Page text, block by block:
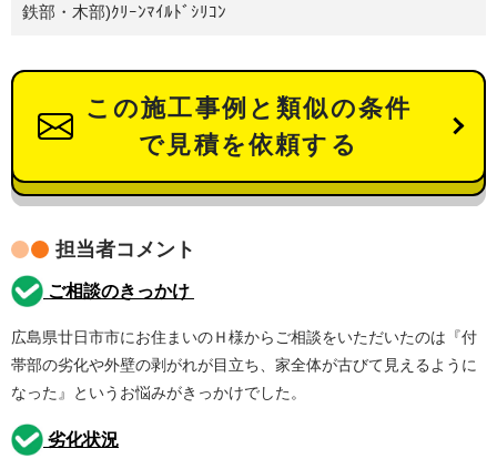
鉄部・木部)ｸﾘｰﾝﾏｲﾙﾄﾞｼﾘｺﾝ
この施工事例と類似の条件
で見積を依頼する
担当者コメント
ご相談のきっかけ
広島県廿日市市にお住まいのＨ様からご相談をいただいたのは『付
帯部の劣化や外壁の剥がれが目立ち、家全体が古びて見えるように
なった』というお悩みがきっかけでした。
劣化状況